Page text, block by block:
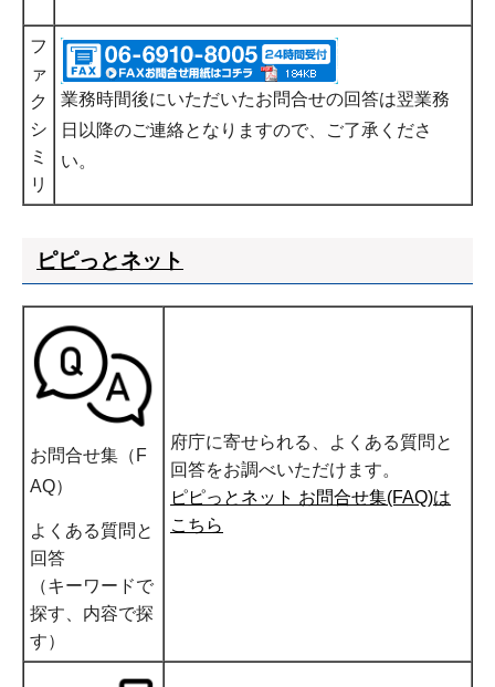
フ
ァ
ク
シ
ミ
リ
業務時間後にいただいたお問合せの回答は翌業務
日以降のご連絡となりますので、ご了承くださ
い。
ピピっとネット
お問合せ集（F
AQ）
よくある質問と
回答
（キーワードで
探す、内容で探
す）
府庁に寄せられる、よくある質問と
回答をお調べいただけます。
ピピっとネット お問合せ集(FAQ)は
こちら